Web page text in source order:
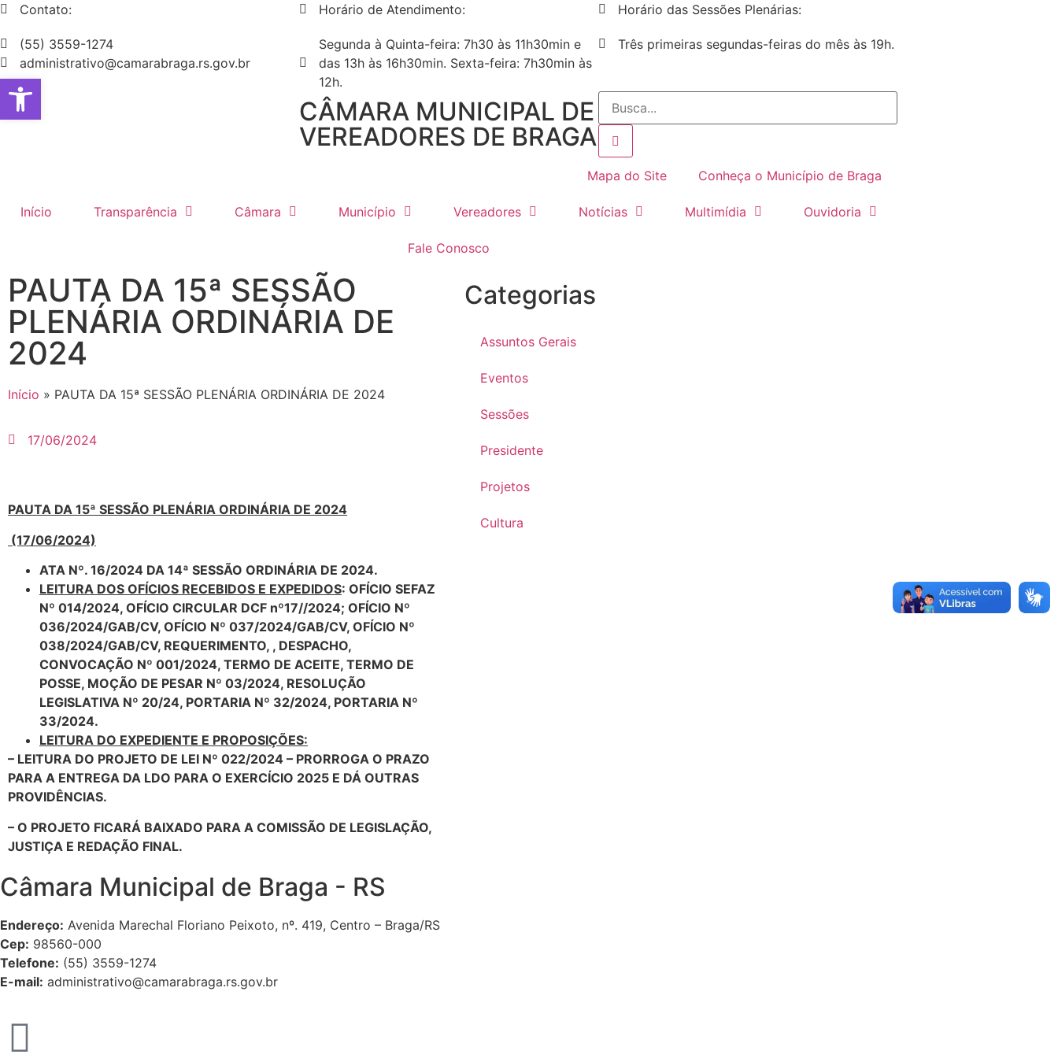
Abrir a barra de ferramentas
Contato:
(55) 3559-1274
administrativo@camarabraga.rs.gov.br
Horário de Atendimento:
Segunda à Quinta-feira: 7h30 às 11h30min e
das 13h às 16h30min. Sexta-feira: 7h30min às
12h.
Horário das Sessões Plenárias:
Três primeiras segundas-feiras do mês às 19h.
CÂMARA MUNICIPAL DE
VEREADORES DE BRAGA
Mapa do Site Conheça o Município de Braga
Início Transparência Câmara Município Vereadores Notícias Multimídia Ouvidoria
Fale Conosco
PAUTA DA 15ª SESSÃO
PLENÁRIA ORDINÁRIA DE
2024
Início » PAUTA DA 15ª SESSÃO PLENÁRIA ORDINÁRIA DE 2024
17/06/2024
PAUTA DA 15ª SESSÃO PLENÁRIA ORDINÁRIA DE 2024
(17/06/2024)
ATA Nº. 16/2024 DA 14ª SESSÃO ORDINÁRIA DE 2024.
LEITURA DOS OFÍCIOS RECEBIDOS E EXPEDIDOS: OFÍCIO SEFAZ
Nº 014/2024, OFÍCIO CIRCULAR DCF nº17//2024; OFÍCIO Nº
036/2024/GAB/CV, OFÍCIO Nº 037/2024/GAB/CV, OFÍCIO Nº
038/2024/GAB/CV, REQUERIMENTO, , DESPACHO,
CONVOCAÇÃO Nº 001/2024, TERMO DE ACEITE, TERMO DE
POSSE, MOÇÃO DE PESAR Nº 03/2024, RESOLUÇÃO
LEGISLATIVA Nº 20/24, PORTARIA Nº 32/2024, PORTARIA Nº
33/2024.
LEITURA DO EXPEDIENTE E PROPOSIÇÕES:
– LEITURA DO PROJETO DE LEI Nº 022/2024 – PRORROGA O PRAZO
PARA A ENTREGA DA LDO PARA O EXERCÍCIO 2025 E DÁ OUTRAS
PROVIDÊNCIAS.
– O PROJETO FICARÁ BAIXADO PARA A COMISSÃO DE LEGISLAÇÃO,
JUSTIÇA E REDAÇÃO FINAL.
Categorias
Assuntos Gerais
Eventos
Sessões
Presidente
Projetos
Cultura
Câmara Municipal de Braga - RS
Endereço: Avenida Marechal Floriano Peixoto, nº. 419, Centro – Braga/RS
Cep: 98560-000
Telefone: (55) 3559-1274
E-mail: administrativo@camarabraga.rs.gov.br